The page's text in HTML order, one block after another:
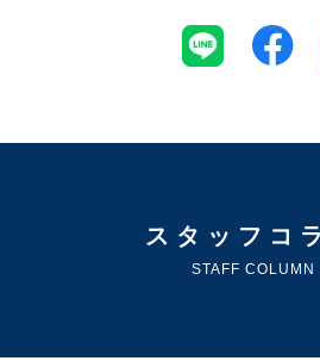
スタッフコ
STAFF COLUMN